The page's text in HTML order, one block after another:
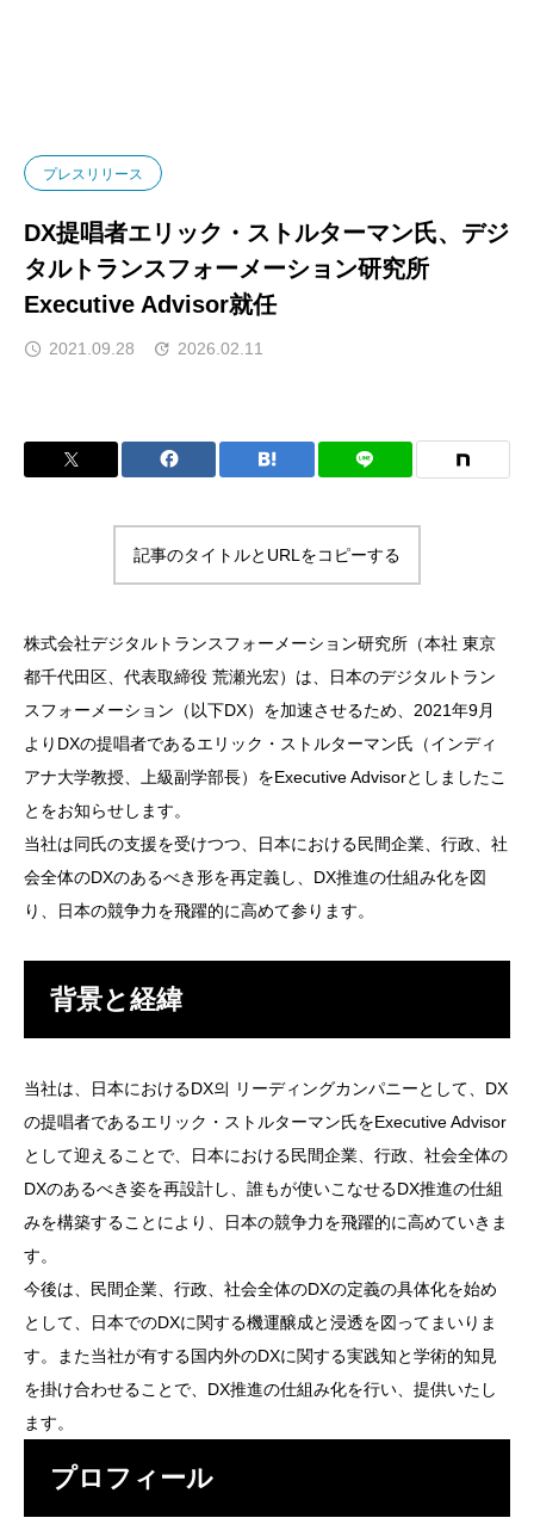
プレスリリース
DX提唱者エリック・ストルターマン氏、デジ
タルトランスフォーメーション研究所
Executive Advisor就任
2021.09.28 2026.02.11
記事のタイトルとURLをコピーする
株式会社デジタルトランスフォーメーション研究所（本社 東京
都千代田区、代表取締役 荒瀬光宏）は、日本のデジタルトラン
スフォーメーション（以下DX）を加速させるため、2021年9月
よりDXの提唱者であるエリック・ストルターマン氏（インディ
アナ大学教授、上級副学部長）をExecutive Advisorとしましたこ
とをお知らせします。
当社は同氏の支援を受けつつ、日本における民間企業、行政、社
会全体のDXのあるべき形を再定義し、DX推進の仕組み化を図
り、日本の競争力を飛躍的に高めて参ります。
背景と経緯
当社は、日本におけるDX의 リーディングカンパニーとして、DX
の提唱者であるエリック・ストルターマン氏をExecutive Advisor
として迎えることで、日本における民間企業、行政、社会全体の
DXのあるべき姿を再設計し、誰もが使いこなせるDX推進の仕組
みを構築することにより、日本の競争力を飛躍的に高めていきま
す。
今後は、民間企業、行政、社会全体のDXの定義の具体化を始め
として、日本でのDXに関する機運醸成と浸透を図ってまいりま
す。また当社が有する国内外のDXに関する実践知と学術的知見
を掛け合わせることで、DX推進の仕組み化を行い、提供いたし
ます。
プロフィール